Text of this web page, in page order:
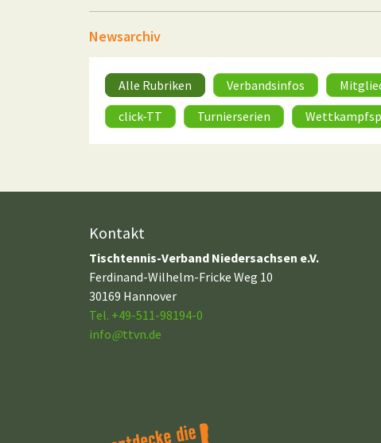
Newsarchiv
Alle Rubriken Verbandsinfos
click-TT
Turnierserien
Kontakt
Tischtennis-Verband Niedersachsen e.V.
Ferdinand-Wilhelm-Fricke Weg 10
30169 Hannover
Tel. +49-511-98194-0
info@ttvn.de